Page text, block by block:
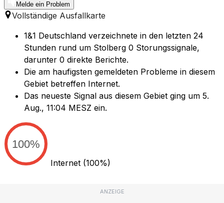
Melde ein Problem
Vollständige Ausfallkarte
1&1 Deutschland verzeichnete in den letzten 24
Stunden rund um Stolberg 0 Storungssignale,
darunter 0 direkte Berichte.
Die am haufigsten gemeldeten Probleme in diesem
Gebiet betreffen Internet.
Das neueste Signal aus diesem Gebiet ging um 5.
Aug., 11:04 MESZ ein.
100%
Internet (100%)
ANZEIGE